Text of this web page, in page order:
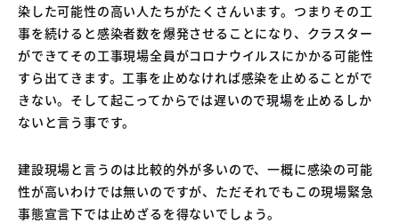
染した可能性の高い人たちがたくさんいます。つまりその工
事を続けると感染者数を爆発させることになり、クラスター
ができてその工事現場全員がコロナウイルスにかかる可能性
すら出てきます。工事を止めなければ感染を止めることがで
きない。そして起こってからでは遅いので現場を止めるしか
ないと言う事です。
建設現場と言うのは比較的外が多いので、一概に感染の可能
性が高いわけでは無いのですが、ただそれでもこの現場緊急
事態宣言下では止めざるを得ないでしょう。